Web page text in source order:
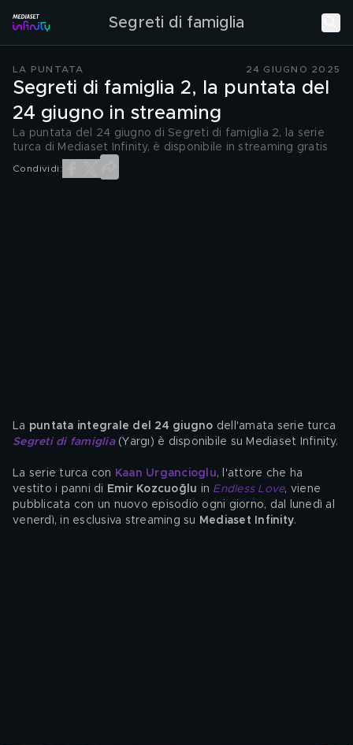
Segreti di famiglia
LA PUNTATA 24 GIUGNO 2025
Segreti di famiglia 2, la puntata del
24 giugno in streaming
La puntata del 24 giugno di Segreti di famiglia 2, la serie
turca di Mediaset Infinity, è disponibile in streaming gratis
Condividi:
La puntata integrale del 24 giugno dell'amata serie turca
Segreti di famiglia (Yargı) è disponibile su Mediaset Infinity.
La serie turca con Kaan Urgancioglu, l'attore che ha
vestito i panni di Emir Kozcuoğlu in Endless Love, viene
pubblicata con un nuovo episodio ogni giorno, dal lunedì al
venerdì, in esclusiva streaming su Mediaset Infinity.